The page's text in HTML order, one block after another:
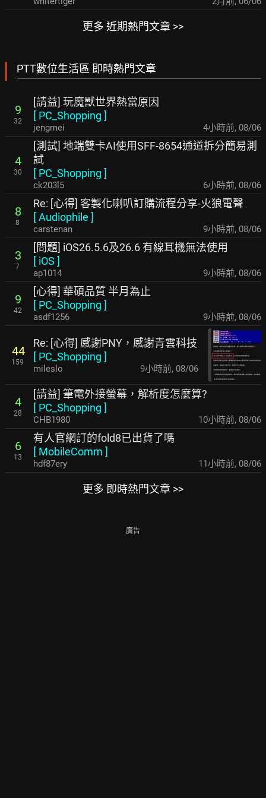
更多 近期熱門文章 >>
PTT數位生活區 即時熱門文章
9
32
[請益] 玩魔獸世界熱當原因
[ PC_Shopping ]
jengmei 4小時前, 08/06
4
30
[測試] 地端雙卡AI使用SFF-8654通道拆分簡易測
試
[ PC_Shopping ]
ck203l5 6小時前, 08/06
8
8
Re: [心得] 客製化喇叭訂購流程分享-火狼電聲
[Audiophile ]
carstenan 9小時前, 08/06
3
7
[問題] iOS26.5.6及26.6 有線耳機無法使用
[ iOS ]
ap1014 9小時前, 08/06
9
42
[心得] 華碩品質 半月為止
[ PC_Shopping ]
asdf1256 9小時前, 08/06
44
159
Re: [心得] 感謝PNY，感謝青雲科技
[ PC_Shopping ]
mileslo 9小時前, 08/06
4
28
[請益] 筆電外接螢幕，解析度怎麼算?
[ PC_Shopping ]
CHB1980 10小時前, 08/06
6
13
有人官網訂的fold8已出貨了嗎
[ MobileComm ]
hdf87ery 11小時前, 08/06
更多 即時熱門文章 >>
廣告